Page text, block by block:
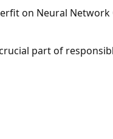
on Neural Network
part of